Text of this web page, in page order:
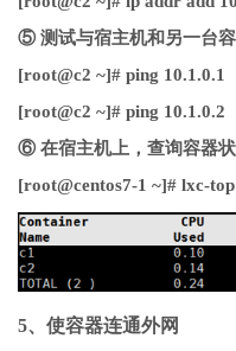
⑤ 测试与宿主机和另一台
[root@c2 ~]# ping 10.1.0.1
[root@c2 ~]# ping 10.1.0.2
⑥ 在宿主机上，查询容器
[root@centos7-1 ~]# lxc-top
5、使容器连通外网